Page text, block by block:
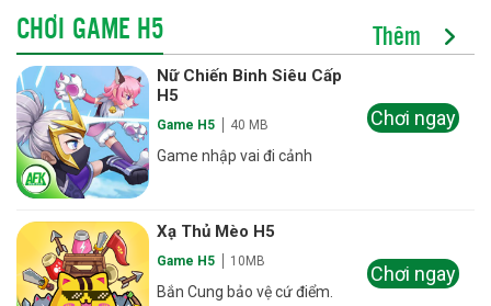
CHƠI GAME H5 Thêm
Nữ Chiến Binh Siêu Cấp
H5
Game H5 40 MB
Game nhập vai đi cảnh
Chơi ngay
Xạ Thủ Mèo H5
Game H5 10MB
Bắn Cung bảo vệ cứ điểm.
Chơi ngay